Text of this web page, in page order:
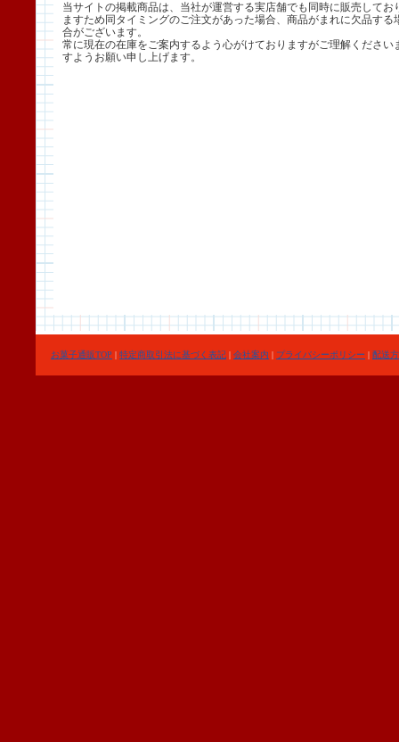
当サイトの掲載商品は、当社が運営する実店舗でも同時に販売してお
ますため同タイミングのご注文があった場合、商品がまれに欠品する
合がございます。
常に現在の在庫をご案内するよう心がけておりますがご理解ください
すようお願い申し上げます。
お菓子通販TOP | 特定商取引法に基づく表記 | 会社案内 | プライバシーポリシー | 配送